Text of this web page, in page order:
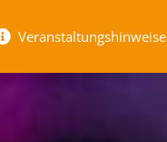
Veranstaltungshinweise